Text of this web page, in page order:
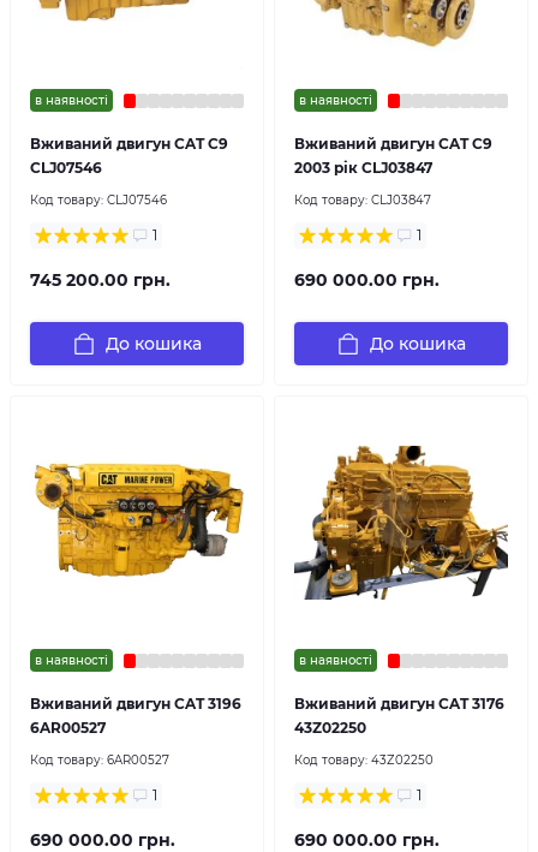
в наявності
Вживаний двигун CAT C9
CLJ07546
Код товару: CLJ07546
1
745 200.00 грн.
До кошика
в наявності
Вживаний двигун CAT C9
2003 рік CLJ03847
Код товару: CLJ03847
1
690 000.00 грн.
До кошика
в наявності
Вживаний двигун CAT 3196
6AR00527
Код товару: 6AR00527
1
690 000.00 грн.
в наявності
Вживаний двигун CAT 3176
43Z02250
Код товару: 43Z02250
1
690 000.00 грн.